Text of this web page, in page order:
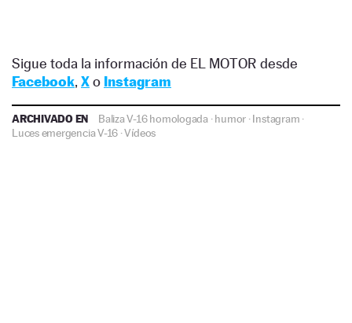
Sigue toda la información de EL MOTOR desde
Facebook, Xo Instagram
ARCHIVADO EN Baliza V-16 homologada·humor ·Instagram ·
Luces emergencia V-16 ·Vídeos